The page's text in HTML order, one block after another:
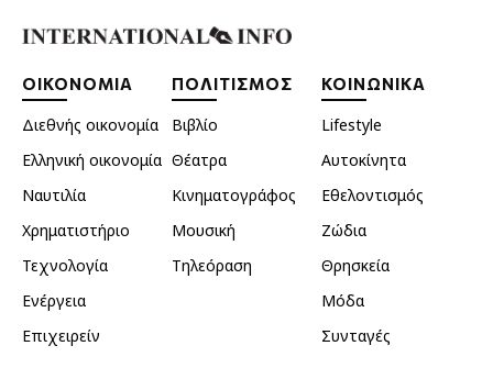
ΟΙΚΟΝΟΜΙΑ
Διεθνής οικονομία
Ελληνική οικονομία
Ναυτιλία
Χρηματιστήριο
Τεχνολογία
Ενέργεια
Επιχειρείν
ΠΟΛΙΤΙΣΜΟΣ
Βιβλίο
Θέατρα
Κινηματογράφος
Μουσική
Τηλεόραση
ΚΟΙΝΩΝΙΚΑ
Lifestyle
Αυτοκίνητα
Εθελοντισμός
Ζώδια
Θρησκεία
Μόδα
Συνταγές